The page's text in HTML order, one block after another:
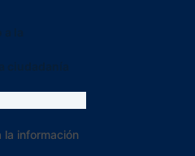
la información